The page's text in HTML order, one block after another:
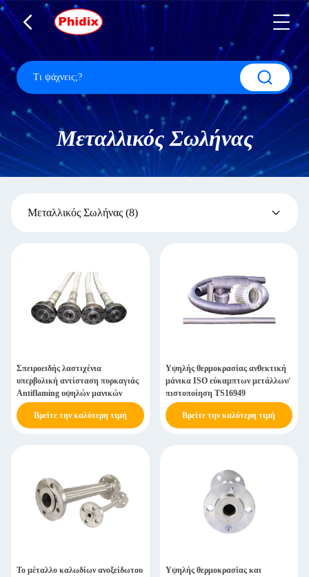
Μεταλλικός Σωλήνας
Μεταλλικός Σωλήνας (8)
Σπειροειδής λαστιχένια
υπερβολική αντίσταση πυρκαγιάς
Antiflaming υψηλών μανικών
Βρείτε την καλύτερη τιμή
Υψηλής θερμοκρασίας ανθεκτική
μάνικα ISO εύκαμπτων μετάλλων/
πιστοποίηση TS16949
Βρείτε την καλύτερη τιμή
Το μέταλλο καλωδίων ανοξείδωτου
Υψηλής θερμοκρασίας και